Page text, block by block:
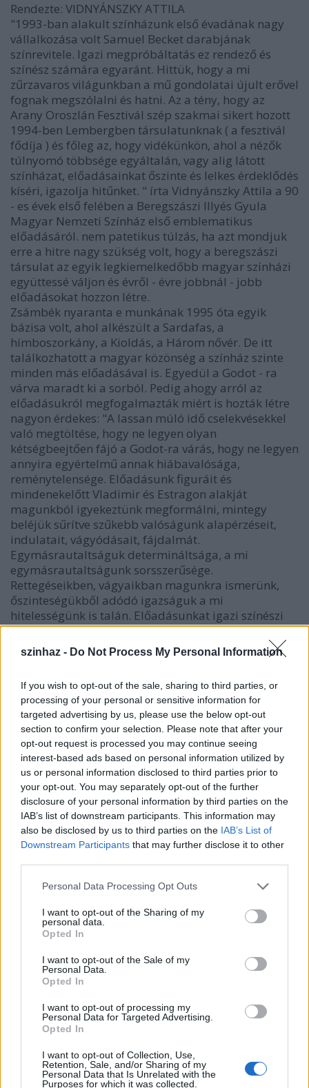
szinhaz - Do Not Process My Personal Information
If you wish to opt-out of the sale, sharing to third parties, or
processing of your personal or sensitive information for
targeted advertising by us, please use the below opt-out
section to confirm your selection. Please note that after your
opt-out request is processed you may continue seeing
interest-based ads based on personal information utilized by
us or personal information disclosed to third parties prior to
your opt-out. You may separately opt-out of the further
disclosure of your personal information by third parties on the
IAB’s list of downstream participants. This information may
also be disclosed by us to third parties on the IAB’s List of
Downstream Participants that may further disclose it to other
Please note that this website/app uses one or more Google
not limited to your visit or usage behaviour. You may click to
grant or deny consent to Google and its third-party tags to
use your data for below specified purposes in below Google
consent section.
Personal Data Processing Opt Outs
I want to opt-out of the Sharing of my
personal data.
Opted In
I want to opt-out of the Sale of my
Personal Data.
Opted In
I want to opt-out of processing my
Personal Data for Targeted Advertising.
Opted In
I want to opt-out of Collection, Use,
Retention, Sale, and/or Sharing of my
Personal Data that Is Unrelated with the
Purposes for which it was collected.
Rendezte: VIDNYÁNSZKY ATTILA
"1993-ban alakult színházunk első évadának nagy
vállalkozása volt Samuel Becket darabjának
színrevitele. Igazi megpróbáltatás ez rendező és
színész számára egyaránt. Hittük, hogy a mi
zűrzavaros világunkban a mű gondolatai újult erővel
fognak megszólalni és hatni. Az a tény, hogy az
Arany Oroszlán Fesztivál szép szakmai sikert hozott
1994-ben Lembergben társulatunknak ( a fesztivál
fődíja ) és főleg az, hogy vidékünkön, ahol a nézők
túlnyomó többsége egyáltalán, vagy alig látott
színházat, előadásainkat őszinte és lelkes érdeklődés
kíséri, igazolja hitűnket. " írta Vidnyánszky Attila a 90
- es évek első felében a Beregszászi Illyés Gyula
Magyar Nemzeti Színház első emblematikus
előadásáról. nem patetikus túlzás, ha azt mondjuk
erre a hitre nagy szükség volt, hogy a beregszászi
társulat az egyik legkiemelkedőbb magyar színházi
együttessé váljon és évről - évre jobbnál - jobb
előadásokat hozzon létre.
Zsámbék nyaranta e munkának 1995 óta egyik
bázisa volt, ahol alkészült a Sardafas, a
hímboszorkány, a Kioldás, a Három nővér. De itt
találkozhatott a magyar közönség a színház szinte
minden más előadásával is. Egyedül a Godot - ra
várva maradt ki a sorból. Pedig ahogy arról az
előadásukról megfogalmazták miért is hozták létre
nagyon érdekes: "A lassan múló idő cselekvésekkel
való megtöltése, hogy ne legyen olyan
kétségbeejtően fájó a Godot-ra várás, hogy ne legyen
annyira egyértelmű annak hiábavalósága,
reménytelensége. Előadásunk figuráit és
mindenekelőtt Vladimir és Estragon alakját
magunkból igyekeztünk megformálni, mintegy
beléjük sűrítve szűkebb valóságunk alapérzéseit,
indulatait, vágyódásait, fájdalmát.
Egymásrautaltságuk determináltsága, a mi
egymásrautaltságunk sorsszerűsége.
Rettegéseikben, vágyaikban magunkra ismerünk,
őszinteségükből adódó igazságuk a mi
hitelességünk is talán. Előadásunkat igazi színészi
megnyilatkozásnak szántuk, olyan pillanatokat
kerestünk, amikor a színész lénye teljes egészében
azonossá válik a szereppel,szétválaszthatatla- nul
várva" Eltelt több, mint egy évtized az eredeti
bemutató óta. A felújítást még érdekesebbé teszi,
hogy felvállalt "önazonosságuk" 10 év elteltével
milyen is lett.
A szebeni előadás elmarad!
Július 8-9. 21 óra
Mission impossible
-Etüdök Shakespeare Hamletje nyomán-
Szereplők: Cs. Tóth Simon, Horváth Sándor, Kovács
Judit Katalin, Lass Bea, O. Szabó Soma, Ötvös
András, Pálmai Anna, Polgár Péter, Sruff Milán,
Urbankovics Júlia, Zrinyi Gál Vince
Rendező: Schilling Árpád
Actor s Stúdió és a Zsámbéki Színházi Bázis
előadása
Árpád vezetésével Shakespeare Hamletjén dolgozott.
A darab megértése és nem interpretálása volt a